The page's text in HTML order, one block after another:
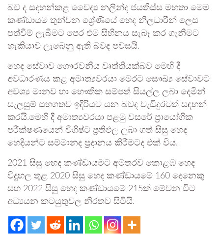
බව ද සදහන්කළ වෛද්‍ය නලින්ද ජයතිස්ස මහතා මෙම
කණ්ඩායම තුන්වන ශ්‍රේණියේ හෙද නිලධාරීන් ලෙස
පත්වීම් ලැබීමට පෙර එම සිහිනය සැබෑ කර ගැනීමට
හැකියාව ලැබෙනු ඇති බවද පවසයි.
හෙද සේවාව ගෞරවනීය වෘත්තියක්බව මෙහි දී
අවධාරණය කළ අමාත්‍යවරයා මෙරට සෞඛ්‍ය සේවාවට
අවශ්‍ය මානව හා භෞතික සම්පත් සියල්ල ලබා දෙමින්
සැලසුම් සහගතව ඉදිරියට යන බවද වැඩිදුරටත් සඳහන්
කරයි.මෙහි දී අමාත්‍යවරයා පළමු වසරේ ප්‍රායෝගික
පරීක්ෂණයෙන් විශිෂ්ට ප්‍රතිඵල ලබා ගත් සිසු හෙද
හෙදියන්ට සම්මානද ප්‍රදානය කිරීමටද එක් විය.
2021 සිසු හෙද කණ්ඩායමට අමතරව කොළඹ හෙද
විදුහල තුළ 2020 සිසු හෙද කණ්ඩායමේ 160 දෙනෙකු
සහ 2022 සිසු හෙද කණ්ඩායමේ 215ක් මේවන විට
අධ්‍යයන කටයුතුවල නිරතව සිටියි.